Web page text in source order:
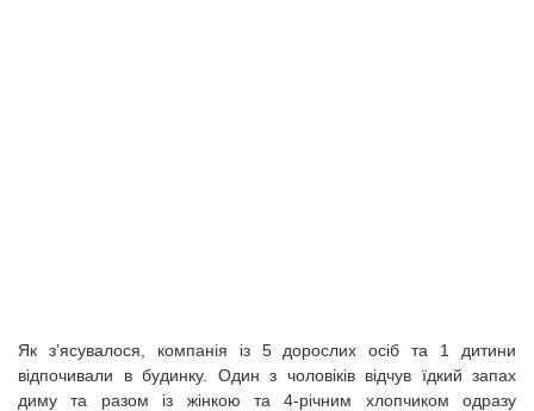
Як з’ясувалося, компанія із 5 дорослих осіб та 1 дитини
відпочивали в будинку. Один з чоловіків відчув їдкий запах
диму та разом із жінкою та 4-річним хлопчиком одразу